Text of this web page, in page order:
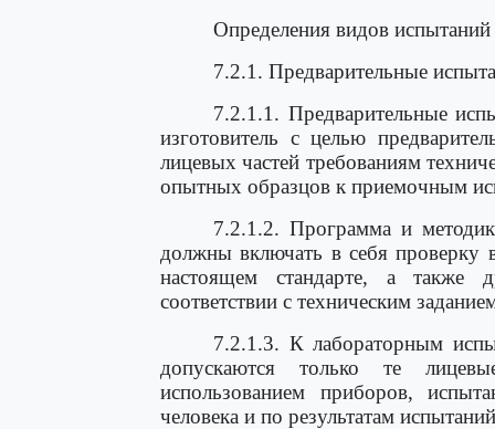
Определения видов
7.2.1. Предварительные
7.2.1.1. Предварительные
изготовитель с целью
лицевых частей требованиям
опытных образцов к приемочным
7.2.1.2. Программа и
должны включать в себя проверку
настоящем стандарте, а также
соответствии с техническим
7.2.1.3. К лабораторным
допускаются только те
использованием приборов,
человека и по результатам